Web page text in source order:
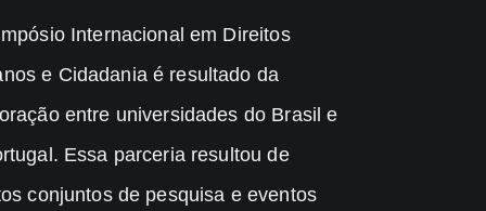
Internacional em Direitos
e Cidadania é resultado da
entre universidades do Brasil e
Essa parceria resultou de
conjuntos de pesquisa e eventos